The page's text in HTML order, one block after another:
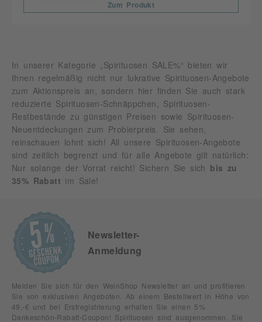
Zum Produkt
In unserer Kategorie „Spirituosen SALE%“ bieten wir
Ihnen regelmäßig nicht nur lukrative Spirituosen-Angebote
zum Aktionspreis an, sondern hier finden Sie auch stark
reduzierte Spirituosen-Schnäppchen, Spirituosen-
Restbestände zu günstigen Preisen sowie Spirituosen-
Neuentdeckungen zum Probierpreis. Sie sehen,
reinschauen lohnt sich! All unsere Spirituosen-Angebote
sind zeitlich begrenzt und für alle Angebote gilt natürlich:
Nur solange der Vorrat reicht! Sichern Sie sich bis zu
35% Rabatt im Sale!
Newsletter-
Anmeldung
Melden Sie sich für den WeinShop Newsletter an und profitieren
Sie von exklusiven Angeboten. Ab einem Bestellwert in Höhe von
49,-€ und bei Erstregistrierung erhalten Sie einen 5%
Dankeschön-Rabatt-Coupon! Spirituosen sind ausgenommen. Sie